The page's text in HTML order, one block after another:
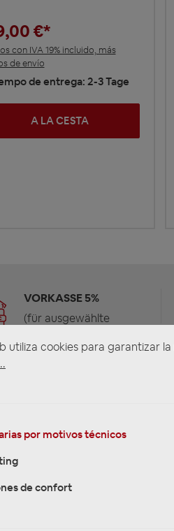
€*
con IVA 19% incluido, más
de envío
de entrega: 2-3 Tage
A LA CESTA
VORKASSE 5%
(für ausgewählte
utiliza cookies para garantizar
por motivos técnicos
de confort